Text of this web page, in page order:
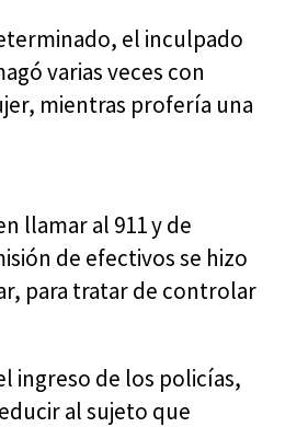
el inculpado
varias veces con
mientras profería una
llamar al 911 y de
de efectivos se hizo
para tratar de controlar
ingreso de los policías,
al sujeto que